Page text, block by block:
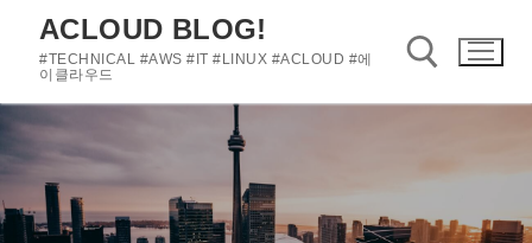
로
로
기
ACLOUD BLOG!
#TECHNICAL #AWS #IT #LINUX #ACLOUD #에
이클라우드